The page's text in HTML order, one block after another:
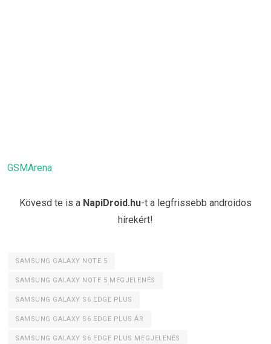
GSMArena
Kövesd te is a NapiDroid.hu-t a legfrissebb androidos
hírekért!
SAMSUNG GALAXY NOTE 5
SAMSUNG GALAXY NOTE 5 MEGJELENÉS
SAMSUNG GALAXY S6 EDGE PLUS
SAMSUNG GALAXY S6 EDGE PLUS ÁR
SAMSUNG GALAXY S6 EDGE PLUS MEGJELENÉS